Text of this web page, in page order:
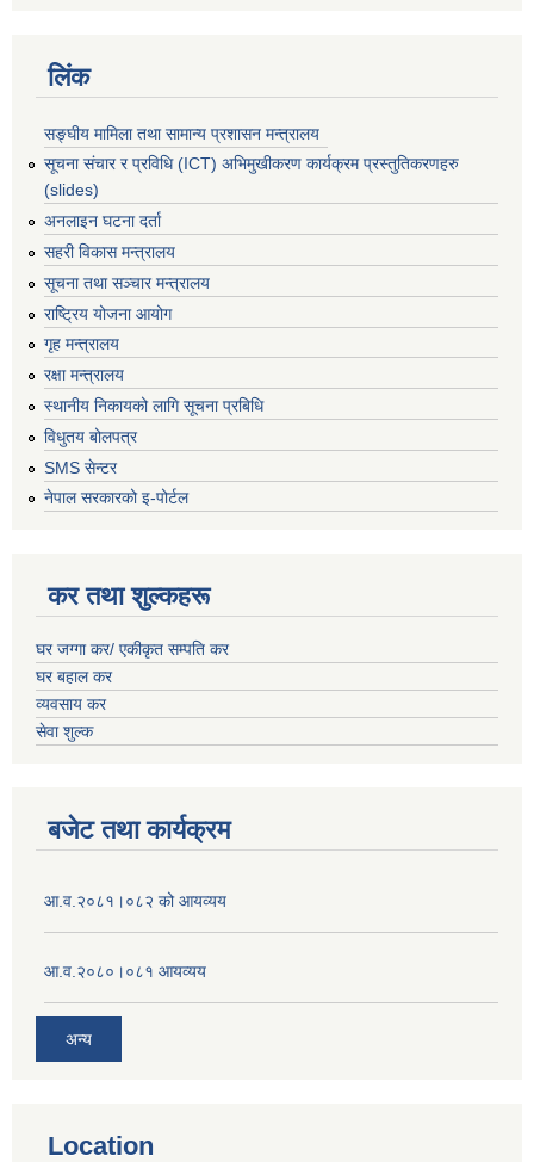
लिंक
सङ्घीय मामिला तथा सामान्य प्रशासन मन्त्रालय
सूचना संचार र प्रविधि (ICT) अभिमुखीकरण कार्यक्रम प्रस्तुतिकरणहरु
(slides)
अनलाइन घटना दर्ता
सहरी विकास मन्त्रालय
सूचना तथा सञ्चार मन्त्रालय
राष्ट्रिय योजना आयोग
गृह मन्त्रालय
रक्षा मन्त्रालय
स्थानीय निकायको लागि सूचना प्रबिधि
विधुतय बोलपत्र
SMS सेन्टर
नेपाल सरकारको इ-पोर्टल
कर तथा शुल्कहरू
घर जग्गा कर/ एकीकृत सम्पति कर
घर बहाल कर
व्यवसाय कर
सेवा शुल्क
बजेट तथा कार्यक्रम
आ.व.२०८१।०८२ को आयव्यय
आ.व.२०८०।०८१ आयव्यय
अन्य
Location